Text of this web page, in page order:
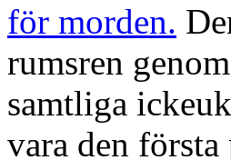
för morden.
rumsren
samtliga
vara den